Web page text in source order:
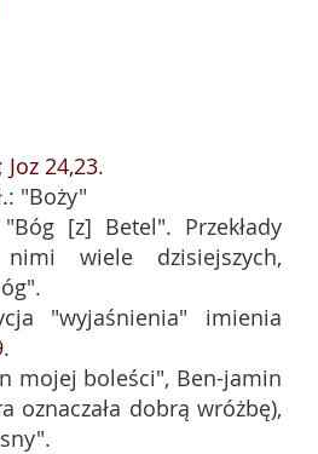
; Joz 24,23.
"Boży"
[z] Betel". Przekłady
wiele dzisiejszych,
"wyjaśnienia" imienia
.
mojej boleści", Ben-jamin
oznaczała dobrą wróżbę),